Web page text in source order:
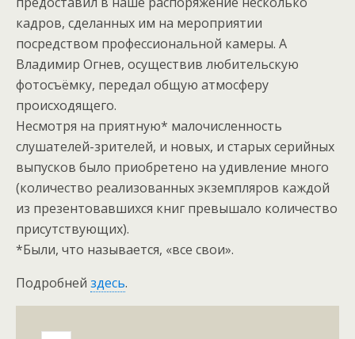
кадров, сделанных им на мероприятии
посредством профессиональной камеры. А
Владимир Огнев, осуществив любительскую
фотосъёмку, передал общую атмосферу
происходящего.
Несмотря на приятную* малочисленность
слушателей-зрителей, и новых, и старых серийных
выпусков было приобретено на удивление много
(количество реализованных экземпляров каждой
из презентовавшихся книг превышало количество
присутствующих).
*Были, что называется, «все свои».
Подробней здесь.